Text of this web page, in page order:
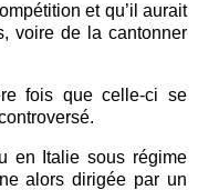
et qu’il aurait
voire de la cantonner
fois que celle-ci se
en Italie sous régime
alors dirigée par un